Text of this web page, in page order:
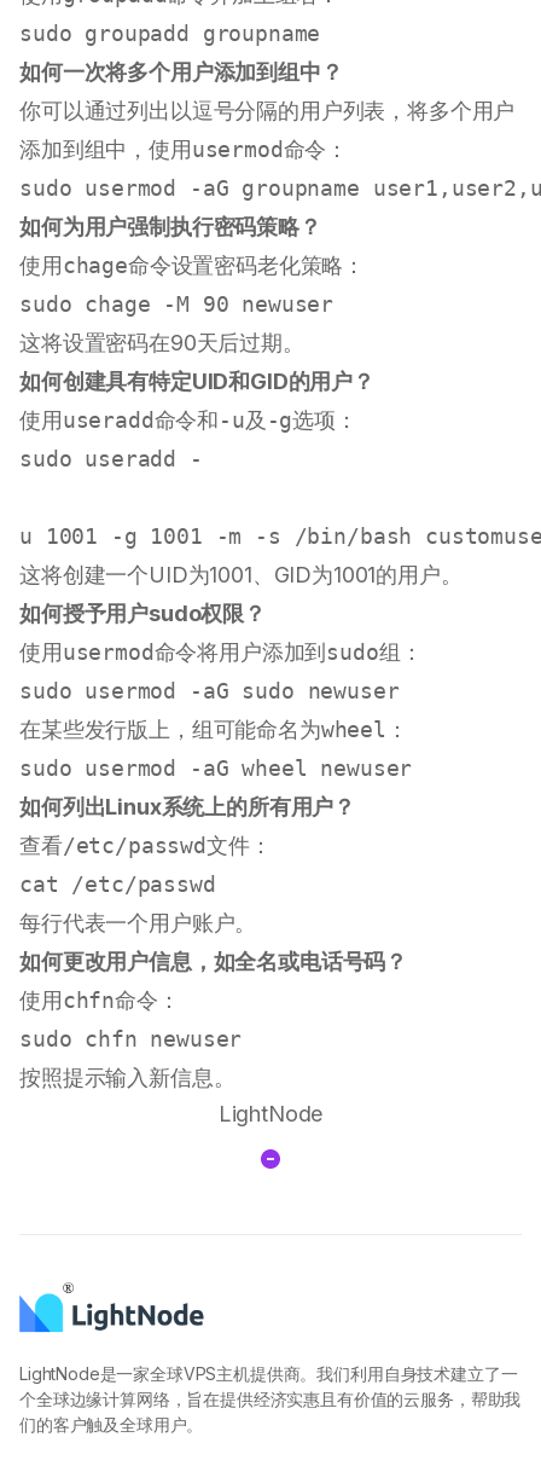
sudo
如何一次将多个用户添加到组中？
你可以通过列出以逗号分隔的用户列表，将多个用户
添加到组中，使用usermod命令：
sudo
如何为用户强制执行密码策略？
使用chage命令设置密码老化策略：
sudo
这将设置密码在90天后过期。
如何创建具有特定UID和GID的用户？
使用useradd命令和-u及 -g选项：
sudo useradd -
这将创建一个UID为1001、GID为1001的用户。
如何授予用户sudo权限？
使用usermod命令将用户添加到 sudo组：
sudo usermod -aG sudo
newuser
在某些发行版上，组可能命名为wheel ：
sudo
如何列出Linux系统上的所有用户？
查看/etc/passwd文件：
cat
每行代表一个用户账户。
如何更改用户信息，如全名或电话号码？
使用chfn命令：
sudo
按照提示输入新信息。
LightNode
LightNode是一家全球VPS主机提供商。我们利用自身技术建立了一
个全球边缘计算网络，旨在提供经济实惠且有价值的云服务，帮助我
们的客户触及全球用户。